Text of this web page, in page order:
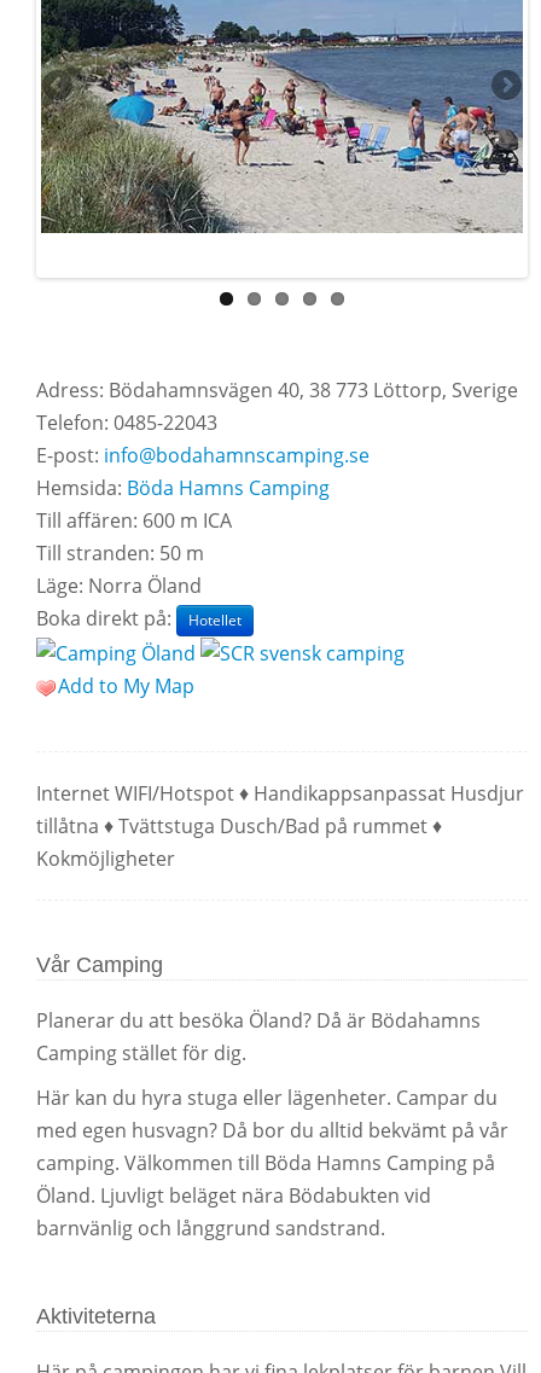
Adress: Bödahamnsvägen 40, 38 773 Löttorp, Sverige
Telefon: 0485-22043
E-post: info@bodahamnscamping.se
Hemsida: Böda Hamns Camping
Till affären: 600 m ICA
Till stranden: 50 m
Läge: Norra Öland
Boka direkt på:
Hotellet
Add to My Map
Internet WIFI/Hotspot ♦ Handikappsanpassat Husdjur
tillåtna ♦ Tvättstuga Dusch/Bad på rummet ♦
Kokmöjligheter
Vår Camping
Planerar du att besöka Öland? Då är Bödahamns
Camping stället för dig.
Här kan du hyra stuga eller lägenheter. Campar du
med egen husvagn? Då bor du alltid bekvämt på vår
camping. Välkommen till Böda Hamns Camping på
Öland. Ljuvligt beläget nära Bödabukten vid
barnvänlig och långgrund sandstrand.
Aktiviteterna